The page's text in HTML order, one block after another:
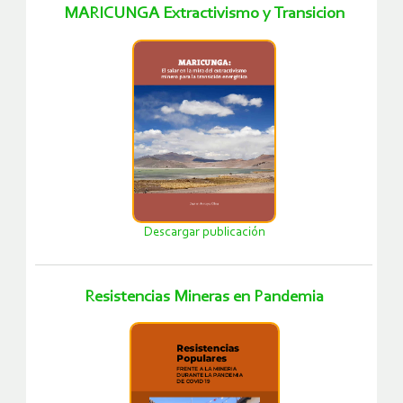
MARICUNGA Extractivismo y Transicion
Descargar publicación
Resistencias Mineras en Pandemia